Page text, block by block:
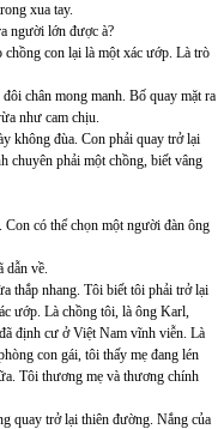
xua tay.
người lớn được à?
con lại là một xác ướp. Là trò
chân mong manh. Bố quay mặt ra
như cam chịu.
không đùa. Con phải quay trở lại
chuyên phải một chồng, biết vâng
có thể chọn một người đàn ông
dẫn về.
thắp nhang. Tôi biết tôi phải trở lại
ướp. Là chồng tôi, là ông Karl,
định cư ở Việt Nam vĩnh viễn. Là
con gái, tôi thấy mẹ đang lén
Tôi thương mẹ và thương chính
quay trở lại thiên đường. Nắng của